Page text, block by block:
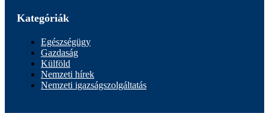
Kategóriák
Egészségügy
Gazdaság
Külföld
Nemzeti hírek
Nemzeti igazságszolgáltatás